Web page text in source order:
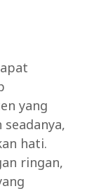
yang
hati.
ringan,